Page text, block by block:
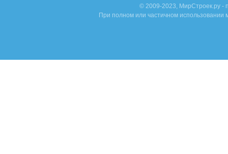
© 2009-2023, МирСтроек.ру -
При полном или частичном использовании